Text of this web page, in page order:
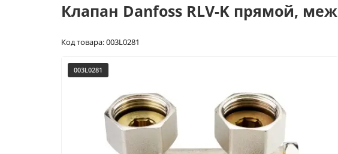
Клапан Danfoss RLV-K прямой,
Код товара: 003L0281
003L0281